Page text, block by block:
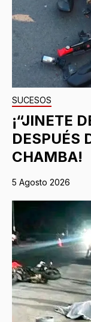
SUCESOS
¡“JINETE
DESPUÉS
CHAMBA!
5 Agosto 2026